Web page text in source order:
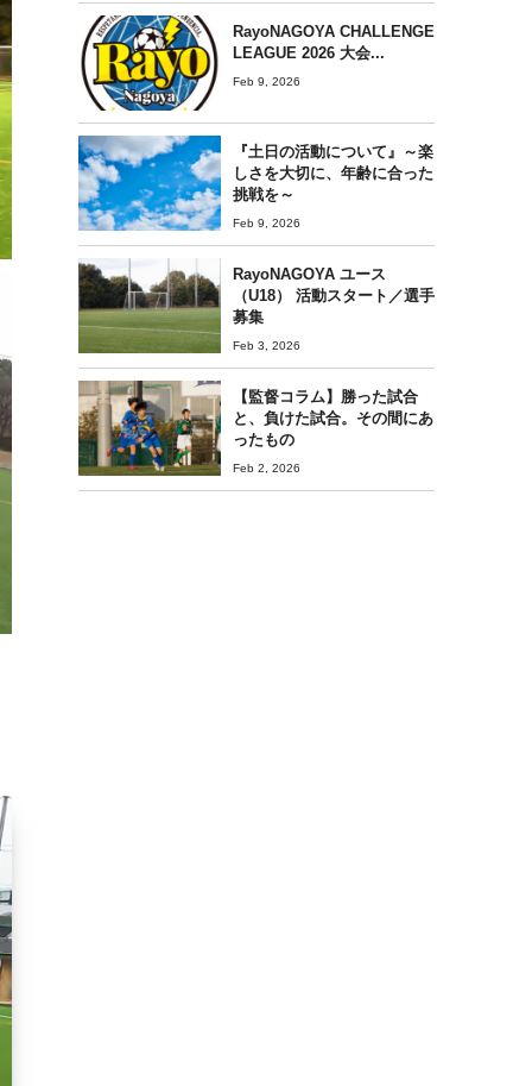
RayoNAGOYA CHALLENGE
LEAGUE 2026 大会...
Feb 9, 2026
『土日の活動について』～楽
しさを大切に、年齢に合った
挑戦を～
Feb 9, 2026
RayoNAGOYA ユース
（U18） 活動スタート／選手
募集
Feb 3, 2026
【監督コラム】勝った試合
と、負けた試合。その間にあ
ったもの
Feb 2, 2026